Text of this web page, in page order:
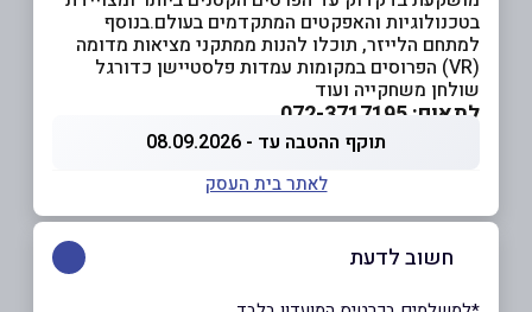
בטכנולוגיות והאפקטים המתקדמים בעולם.בנוסף
למתחם הלייזר, תוכלו להנות ממתקני מציאות מדומה
(VR) הפרוסים במקומות עמדות פלסטיישן כדורגל
שולחן משחקייה ועוד
לתאום: 072-3717195
תוקף ההטבה עד - 08.09.2026
לאתר בית העסק
חשוב לדעת